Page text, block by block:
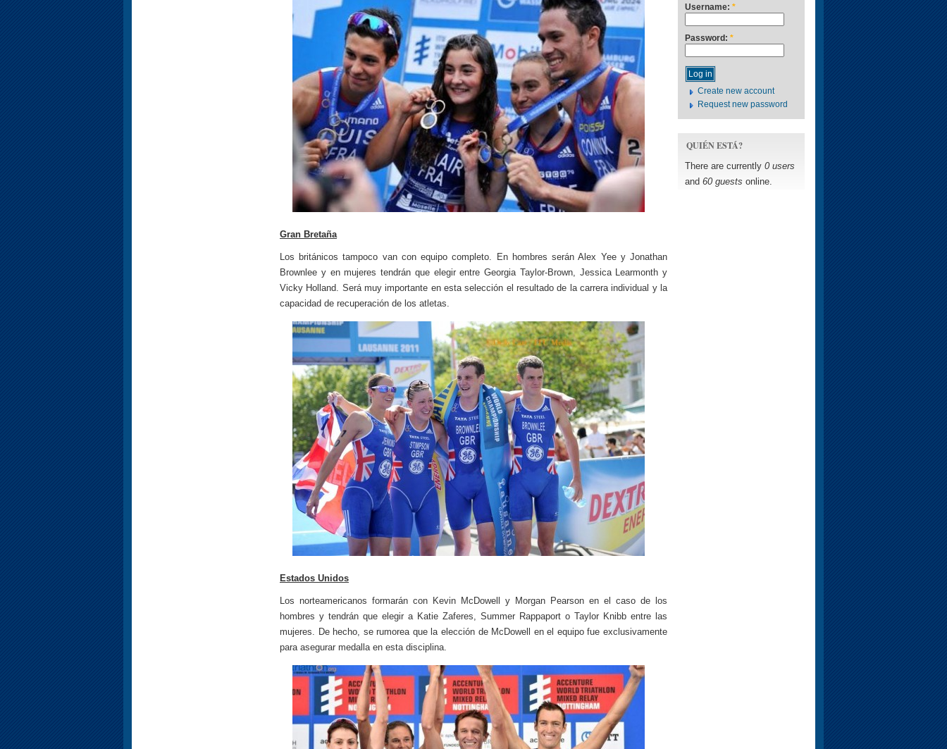
Gran Bretaña
Los británicos tampoco van con equipo completo. En hombres serán Alex Yee y Jonathan
Brownlee y en mujeres tendrán que elegir entre Georgia Taylor-Brown, Jessica Learmonth y
Vicky Holland. Será muy importante en esta selección el resultado de la carrera individual y la
capacidad de recuperación de los atletas.
Estados Unidos
Los norteamericanos formarán con Kevin McDowell y Morgan Pearson en el caso de los
hombres y tendrán que elegir a Katie Zaferes, Summer Rappaport o Taylor Knibb entre las
mujeres. De hecho, se rumorea que la elección de McDowell en el equipo fue exclusivamente
para asegurar medalla en esta disciplina.
Username: *
Password: *
Create new account
Request new password
QUIÉN ESTÁ?
There are currently 0 users
and 60 guests online.